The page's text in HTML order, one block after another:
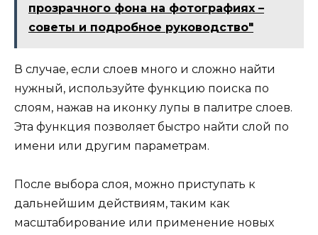
прозрачного фона на фотографиях –
советы и подробное руководство"
В случае, если слоев много и сложно найти
нужный, используйте функцию поиска по
слоям, нажав на иконку лупы в палитре слоев.
Эта функция позволяет быстро найти слой по
имени или другим параметрам.
После выбора слоя, можно приступать к
дальнейшим действиям, таким как
масштабирование или применение новых